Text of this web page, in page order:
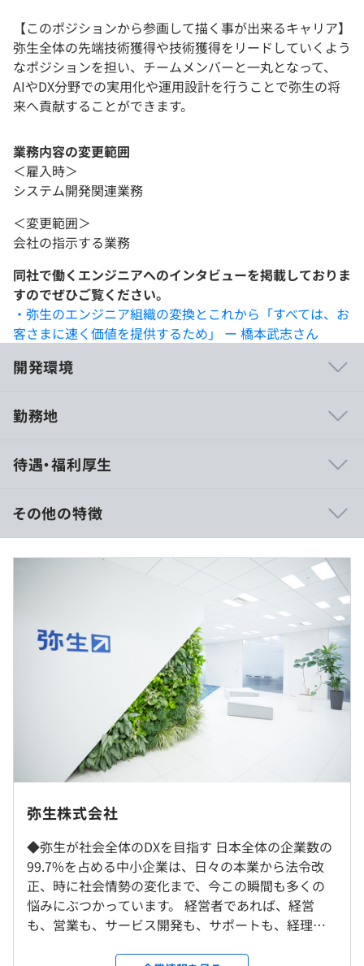
【このポジションから参画して描く事が出来るキャリア】
弥生全体の先端技術獲得や技術獲得をリードしていくよう
なポジションを担い、チームメンバーと一丸となって、
AIやDX分野での実用化や運用設計を行うことで弥生の将
来へ貢献することができます。
業務内容の変更範囲
＜雇入時＞
システム開発関連業務
＜変更範囲＞
会社の指示する業務
同社で働くエンジニアへのインタビューを掲載しておりま
すのでぜひご覧ください。
・弥生のエンジニア組織の変換とこれから「すべては、お
客さまに速く価値を提供するため」 ー 橋本武志さん
開発環境
程から携わることができる
な働き方ができる
・育休取得の実績が多数
・技術選定に関わることができる
◆弥生オンライン：誰でも使いこなせる製品設計、業務を
さらに効率化する弥生のクラウド、法令改正への確実な対
応。弥生はお客さまの業務をもっと、スムーズにします。
◆Misoca：見積書・納品書・請求書をかんたんに作成、
まとめて管理。業務を効率化するクラウド見積・納品・請
求書サービスです。
◆弥生25シリーズ：デスクトップアプリケーション、はじ
に。豊富なラインナップからお客さまの業務をスムースに
するソフトが見つかります。
◆弥生のかんたん会社設立：弥生の事業支援サービス、
「無料」で「かんたん」に会社設立 の案内にしたがって
入力を進めるだけで、株式・合同会社設立に必要な書類を
作成できます。
勤務地
就業場所の変更範囲
東京本社、および自宅
＜変更範囲＞
会社の定める事業所
受動喫煙防止措置に関する事項
屋内原則禁煙（喫煙室あり）
待遇・福利厚生
想定年収：800万～1,300万円
月給474,000円（基本給358,000円+固定残業代116,000
円）～月給700,000円（基本給533,300+固定残業代
※年収520万円以上は固定残業代制（30時間分）
※超過分は別途支給
※ストックオプションあり
上記は想定の為、現職の給与を加味いたしまして、最終的
オファー致します
（※想定年収は年収提示額を保証するものではありません）
フレックスタイム制 標準労働時間1日7.5時間（コアタイ
ム10:00~15:00)
残業：有
その他の特徴
弥生株式会社
◆弥生が社会全体のDXを目指す 日本全体の企業数の
99.7%を占める中小企業は、日々の本業から法令改
正、時に社会情勢の変化まで、今この瞬間も多くの
悩みにぶつかっています。 経営者であれば、経営
も、営業も、サービス開発も、サポートも、経理も